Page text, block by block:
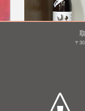
〒